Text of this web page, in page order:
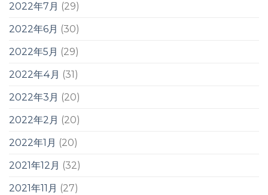
2022年7月 (29)
2022年6月 (30)
2022年5月 (29)
2022年4月 (31)
2022年3月 (20)
2022年2月 (20)
2022年1月 (20)
2021年12月 (32)
2021年11月 (27)